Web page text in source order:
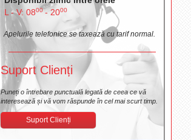
L - V: 0800- 2000
Apelurile telefonice se taxează cu tarif normal.
Suport Clienți
Puneți o întrebare punctuală legată de ceea ce vă
interesează și vă vom răspunde în cel mai scurt timp.
Suport Clienți